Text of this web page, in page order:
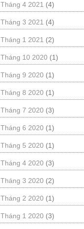
Tháng 4 2021 (4)
Tháng 3 2021 (4)
Tháng 1 2021 (2)
Tháng 10 2020 (1)
Tháng 9 2020 (1)
Tháng 8 2020 (1)
Tháng 7 2020 (3)
Tháng 6 2020 (1)
Tháng 5 2020 (1)
Tháng 4 2020 (3)
Tháng 3 2020 (2)
Tháng 2 2020 (1)
Tháng 1 2020 (3)